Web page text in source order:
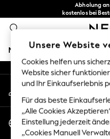
Abholung
kostenlos bei
MÄDCHEN JUNGEN
HOLIDAY SHOP
Women's Holiday
All Swimwear
All Beachwear
Bags & Accessories
Beach Dresses &
An error occurred on client
Unsere
Mein Konto
Melden Sie sich bei Ihrem
Sprache Auswählen
Deutsch
Unsere Website
Cookies helfen uns
Website sicher
und Ihr Einkaufserlebnis
Für das beste
„Alle Cookies
Einstellung jederzeit
„Cookies Manuell